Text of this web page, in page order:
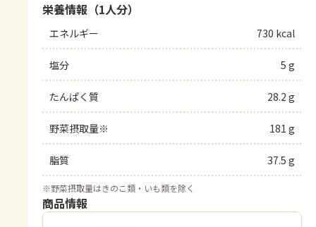
栄養情報（1人分）
エネルギー 730 kcal
塩分 5 g
たんぱく質 28.2 g
野菜摂取量※ 181 g
脂質 37.5 g
※野菜摂取量はきのこ類・いも類を除く
商品情報